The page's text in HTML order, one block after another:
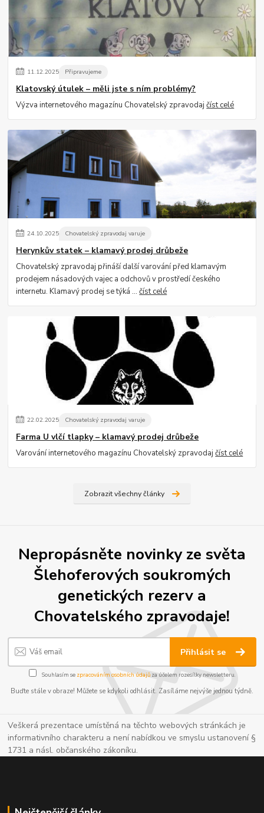
11.12.2025 Připravujeme
Klatovský útulek – měli jste s ním problémy?
Výzva internetového magazínu Chovatelský zpravodajčíst celé
24.10.2025 Chovatelský zpravodaj varuje
Herynkův statek – klamavý prodej drůbeže
Chovatelský zpravodaj přináší další varování před klamavým
prodejem násadových vajec a odchovů v prostředí českého
internetu. Klamavý prodej se týká ...číst celé
22.02.2025 Chovatelský zpravodaj varuje
Farma U vlčí tlapky – klamavý prodej drůbeže
Varování internetového magazínu Chovatelský zpravodajčíst celé
Zobrazit všechny články
Nepropásněte novinky ze světa
Šlehoferových soukromých
genetických rezerv a
Chovatelského zpravodaje!
Přihlásit se
Souhlasím se zpracováním osobních údajůza účelem rozesílky newsletteru.
Buďte stále v obraze! Můžete se kdykoli odhlásit. Zasíláme nejvýše jednou týdně.
Veškerá prezentace umístěná na těchto webových stránkách je
informativního charakteru a není nabídkou ve smyslu ustanovení §
1731 a násl. občanského zákoníku.